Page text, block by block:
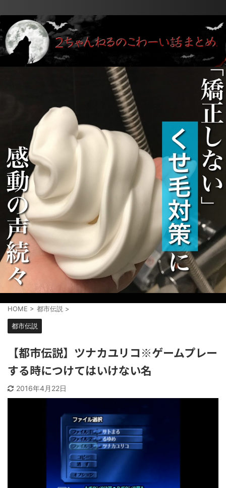
HOME > 都市伝説 >
都市伝説
【都市伝説】ツナカユリコ※ゲームプレー
する時につけてはいけない名
2016年4月22日